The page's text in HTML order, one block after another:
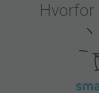
Hvorfor